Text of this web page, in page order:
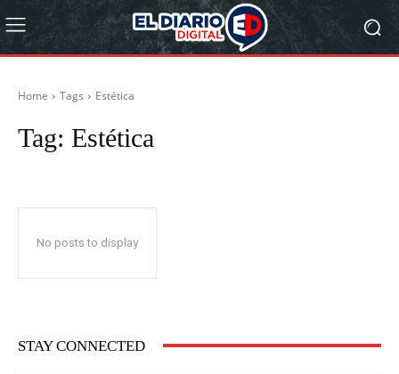
Home Tags Estética
Tag: Estética
No posts to display
STAY CONNECTED